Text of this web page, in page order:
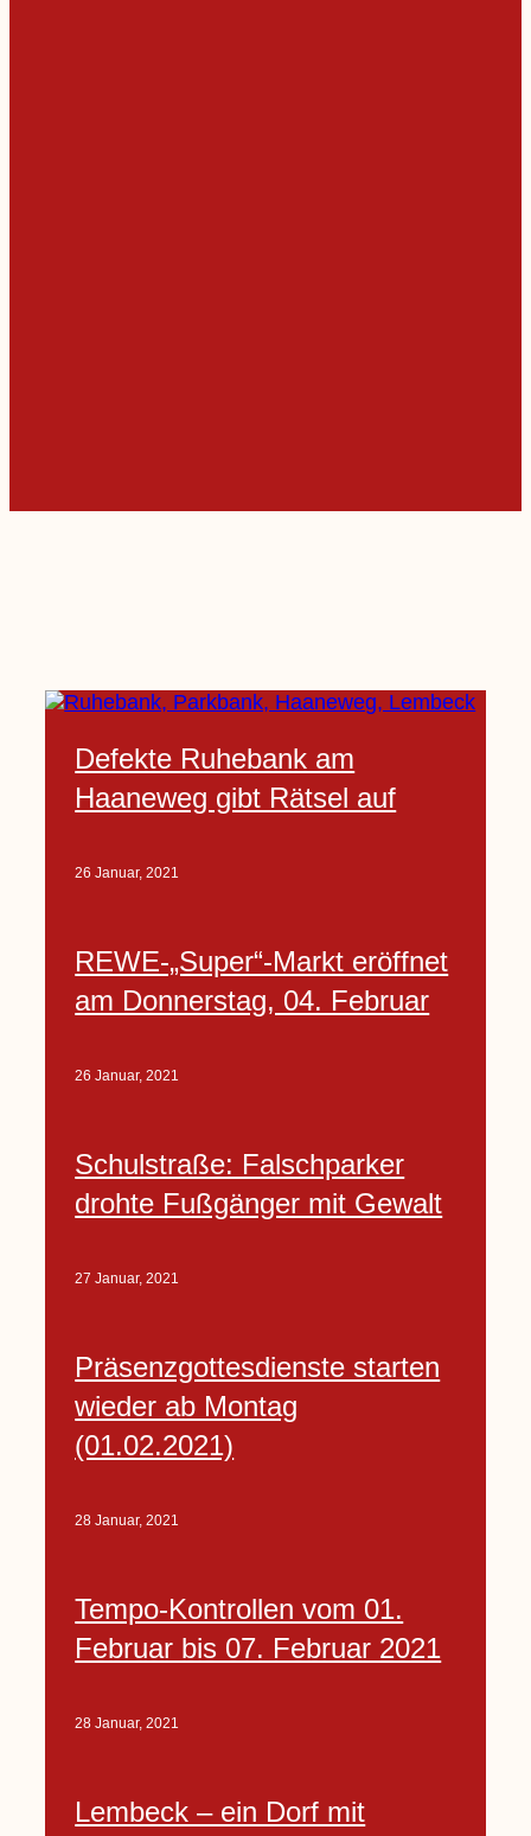
Defekte Ruhebank am
Haaneweg gibt Rätsel auf
26 Januar, 2021
REWE-„Super“-Markt eröffnet
am Donnerstag, 04. Februar
26 Januar, 2021
Schulstraße: Falschparker
drohte Fußgänger mit Gewalt
27 Januar, 2021
Präsenzgottesdienste starten
wieder ab Montag
(01.02.2021)
28 Januar, 2021
Tempo-Kontrollen vom 01.
Februar bis 07. Februar 2021
28 Januar, 2021
Lembeck – ein Dorf mit